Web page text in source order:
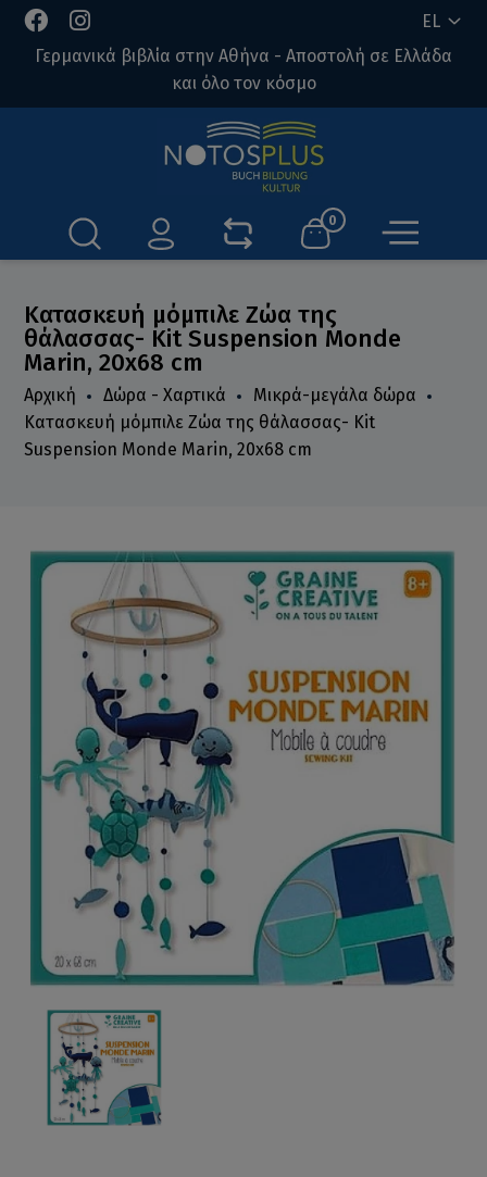
EL
Γερμανικά βιβλία στην Αθήνα - Αποστολή σε Ελλάδα
και όλο τον κόσμο
0
Κατασκευή μόμπιλε Ζώα της
θάλασσας- Kit Suspension Monde
Marin, 20x68 cm
Αρχική Δώρα - Χαρτικά
Μικρά-μεγάλα δώρα
Κατασκευή μόμπιλε Ζώα της θάλασσας- Kit
Suspension Monde Marin, 20x68 cm